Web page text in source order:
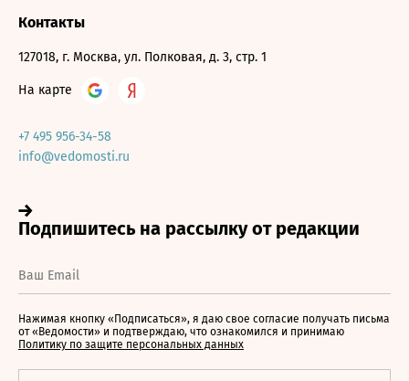
Контакты
127018, г. Москва, ул. Полковая, д. 3, стр. 1
На карте
+7 495 956-34-58
info@vedomosti.ru
Нажимая кнопку «Подписаться», я даю свое согласие получать письма
от «Ведомости» и подтверждаю, что ознакомился и принимаю
Политику по защите персональных данных